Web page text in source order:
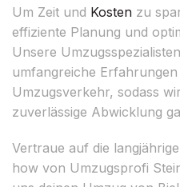
Um Zeit und Kosten zu
effiziente Planung und
Unsere
umfangreiche
Umzugsverkehr, sodass
zuverlässige Abwicklung
Vertraue auf die
how von Umzugsprofi